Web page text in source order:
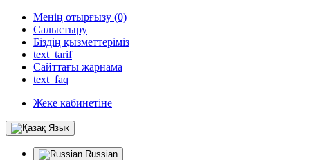
Менің отырғызу (0)
Салыстыру
Біздің қызметтеріміз
text_tarif
Сайттағы жарнама
text_faq
Жеке кабинетіне
Язык
Russian